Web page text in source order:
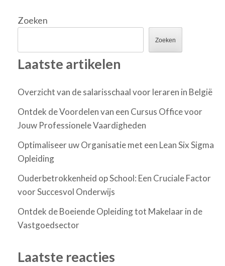
Zoeken
Zoeken
Laatste artikelen
Overzicht van de salarisschaal voor leraren in België
Ontdek de Voordelen van een Cursus Office voor
Jouw Professionele Vaardigheden
Optimaliseer uw Organisatie met een Lean Six Sigma
Opleiding
Ouderbetrokkenheid op School: Een Cruciale Factor
voor Succesvol Onderwijs
Ontdek de Boeiende Opleiding tot Makelaar in de
Vastgoedsector
Laatste reacties